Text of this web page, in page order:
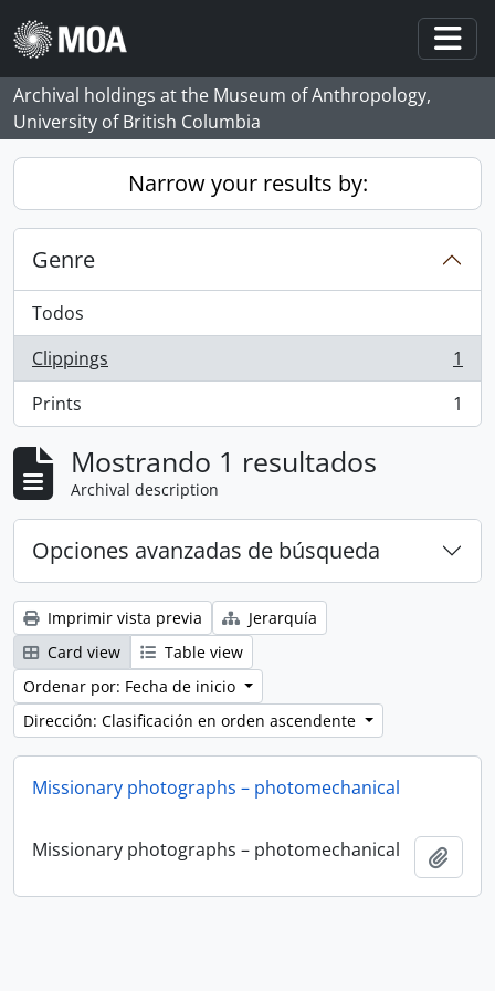
Skip to main content
Archival holdings at the Museum of Anthropology,
University of British Columbia
Narrow your results by:
Genre
Todos
Clippings
, 1 resultados
1
Prints
, 1 resultados 1
Mostrando 1 resultados
Archival description
Opciones avanzadas de búsqueda
Imprimir vista previa
Jerarquía
Card view
Table view
Ordenar por: Fecha de inicio
Dirección: Clasificación en orden ascendente
Missionary photographs – photomechanical
Missionary photographs – photomechanical